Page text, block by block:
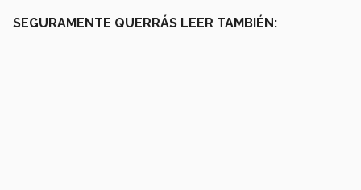
SEGURAMENTE QUERRÁS LEER TAMBIÉN: